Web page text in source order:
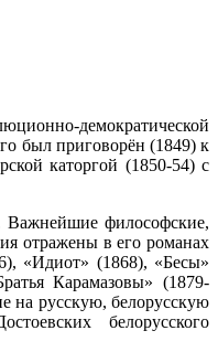
демократической
был приговорён (1849) к
каторгой (1850-54) с
Важнейшие философские,
отражены в его романах
«Идиот» (1868), «Бесы»
Карамазовы» (1879-
на русскую, белорусскую
белорусского